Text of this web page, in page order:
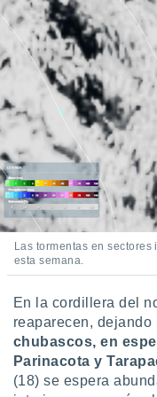
utilizar
crear un
uso de
contenido
medir el
de la
el
del
de
de
de
uso de
con el
Las tormentas en
esta semana.
En la cordillera del
reaparecen, dejando
chubascos, en
Parinacota y
(18) se espera